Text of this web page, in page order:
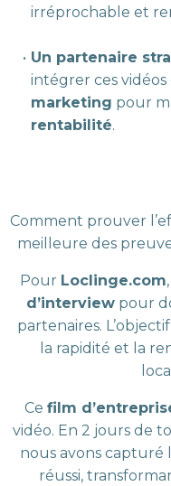
irréprochable et
Un partenaire
intégrer ces vidéos
marketing pour
rentabilité.
Comment prouver
meilleure des
Pour Loclinge.com
d’interview pour
partenaires.
la rapidité et la
Ce film
vidéo. En 2 jours de
nous avons capturé
réussi,